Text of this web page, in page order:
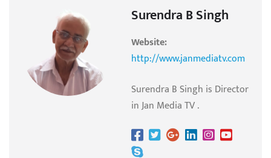
Surendra B Singh
Website:
http://www.janmediatv.com
Surendra B Singh is Director
in Jan Media TV .